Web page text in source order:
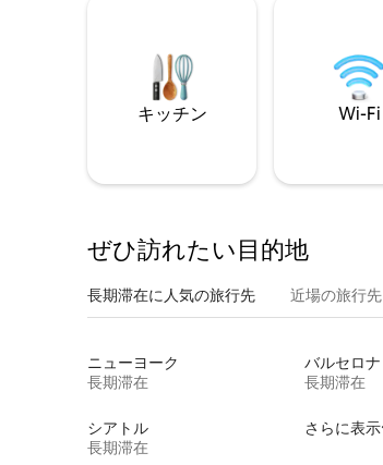
キッチン Wi-Fi
ぜひ訪⁠れ⁠た⁠い目⁠的⁠地
長期滞在に人気の旅行先 近場の旅行先
ニューヨーク
長期滞在
バルセロナ
長期滞在
シアトル
長期滞在
さらに表示